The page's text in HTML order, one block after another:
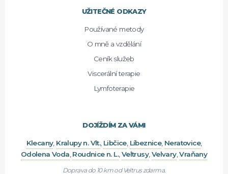
UŽITEČNÉ ODKAZY
Používané metody
O mně a vzdělání
Ceník služeb
Viscerální terapie
Lymfoterapie
DOJÍŽDÍM ZA VÁMI
Klecany, Kralupy n. Vlt., Libčice, Líbeznice, Neratovice,
Odolena Voda,Roudnice n. L.,Veltrusy,Velvary,Vraňany
Doprava do 10 km od Veltrus zdarma.